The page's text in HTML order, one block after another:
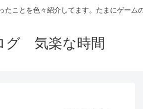
ことを色々紹介してます。たまにゲーム
グ 気楽な時間